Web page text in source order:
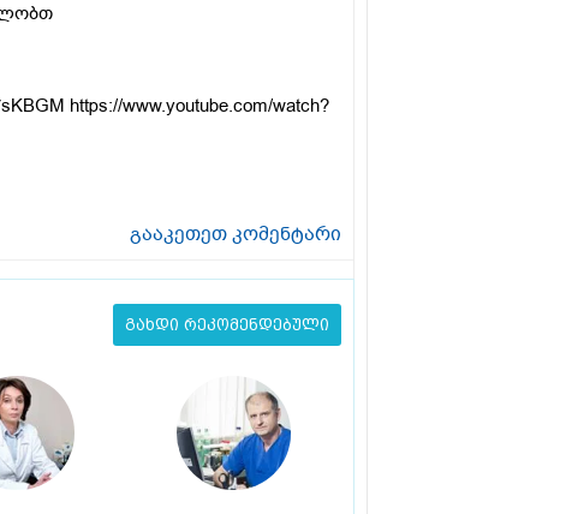
https://www.youtube.com/watch?
გააკეთეთ კომენტარი
გახდი რეკომენდებული